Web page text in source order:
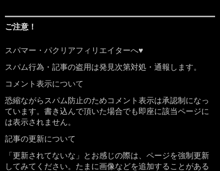
ご注意！
スパマー・パクリアフィリエイターへ♥
スパム行為・記事の盗用は発見次第対処・通報します。
コメント表示について
恐縮ながらスパム防止のためコメント表示は承認制になっ
ています。書き込んで頂いた場合でも即座に該当ページに
は表示されません。
記事の更新について
「更新されてないな」とお感じの際は、ページを強制更新
してみてください。たまに画像などを追加することがある